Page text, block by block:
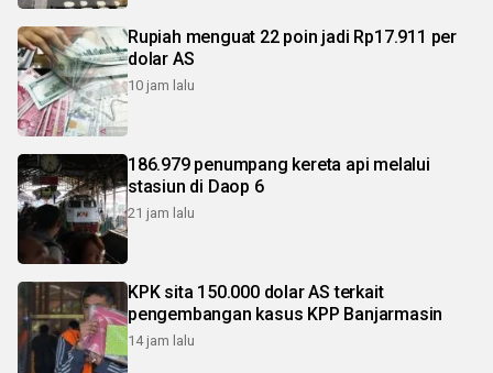
Rupiah menguat 22 poin jadi Rp17.911 per
dolar AS
10 jam lalu
186.979 penumpang kereta api melalui
stasiun di Daop 6
21 jam lalu
KPK sita 150.000 dolar AS terkait
pengembangan kasus KPP Banjarmasin
14 jam lalu